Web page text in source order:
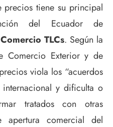
tiene su principal
del Ecuador de
TLCs. Según la
Comercio Exterior y de
viola los “acuerdos
y dificulta o
tratados con otras
apertura comercial del